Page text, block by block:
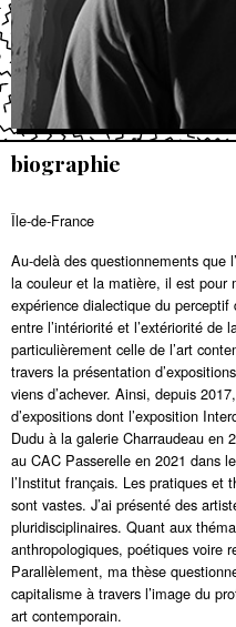
biographie
Île-de-France
Au-delà des questionnements que
la couleur et la matière, il est pour
expérience dialectique du
entre l’intériorité et l’extériorité de
particulièrement celle de l’art
travers la présentation
viens d’achever. Ainsi, depuis
d’expositions dont l’exposition
Dudu à la galerie Charraudeau en
au CAC Passerelle en 2021 dans
l’Institut français. Les pratiques et
sont vastes. J’ai présenté des
pluridisciplinaires. Quant aux
anthropologiques, poétiques voire
Parallèlement, ma thèse
capitalisme à travers l’image du
art contemporain.